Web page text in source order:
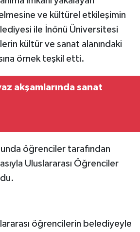
ve kültürel etkileşimin
ile İnönü Üniversitesi
kültür ve sanat alanındaki
örnek teşkil etti.
akşamlarında sanat
öğrenciler tarafından
Uluslararası Öğrenciler
öğrencilerin belediyeyle